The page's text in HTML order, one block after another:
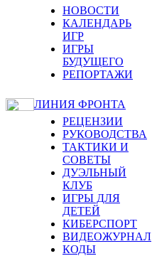
НОВОСТИ
КАЛЕНДАРЬ
ИГР
ИГРЫ
БУДУЩЕГО
РЕПОРТАЖИ
ЛИНИЯ ФРОНТА
РЕЦЕНЗИИ
РУКОВОДСТВА
ТАКТИКИ И
СОВЕТЫ
ДУЭЛЬНЫЙ
КЛУБ
ИГРЫ ДЛЯ
ДЕТЕЙ
КИБЕРСПОРТ
ВИДЕОЖУРНАЛ
КОДЫ